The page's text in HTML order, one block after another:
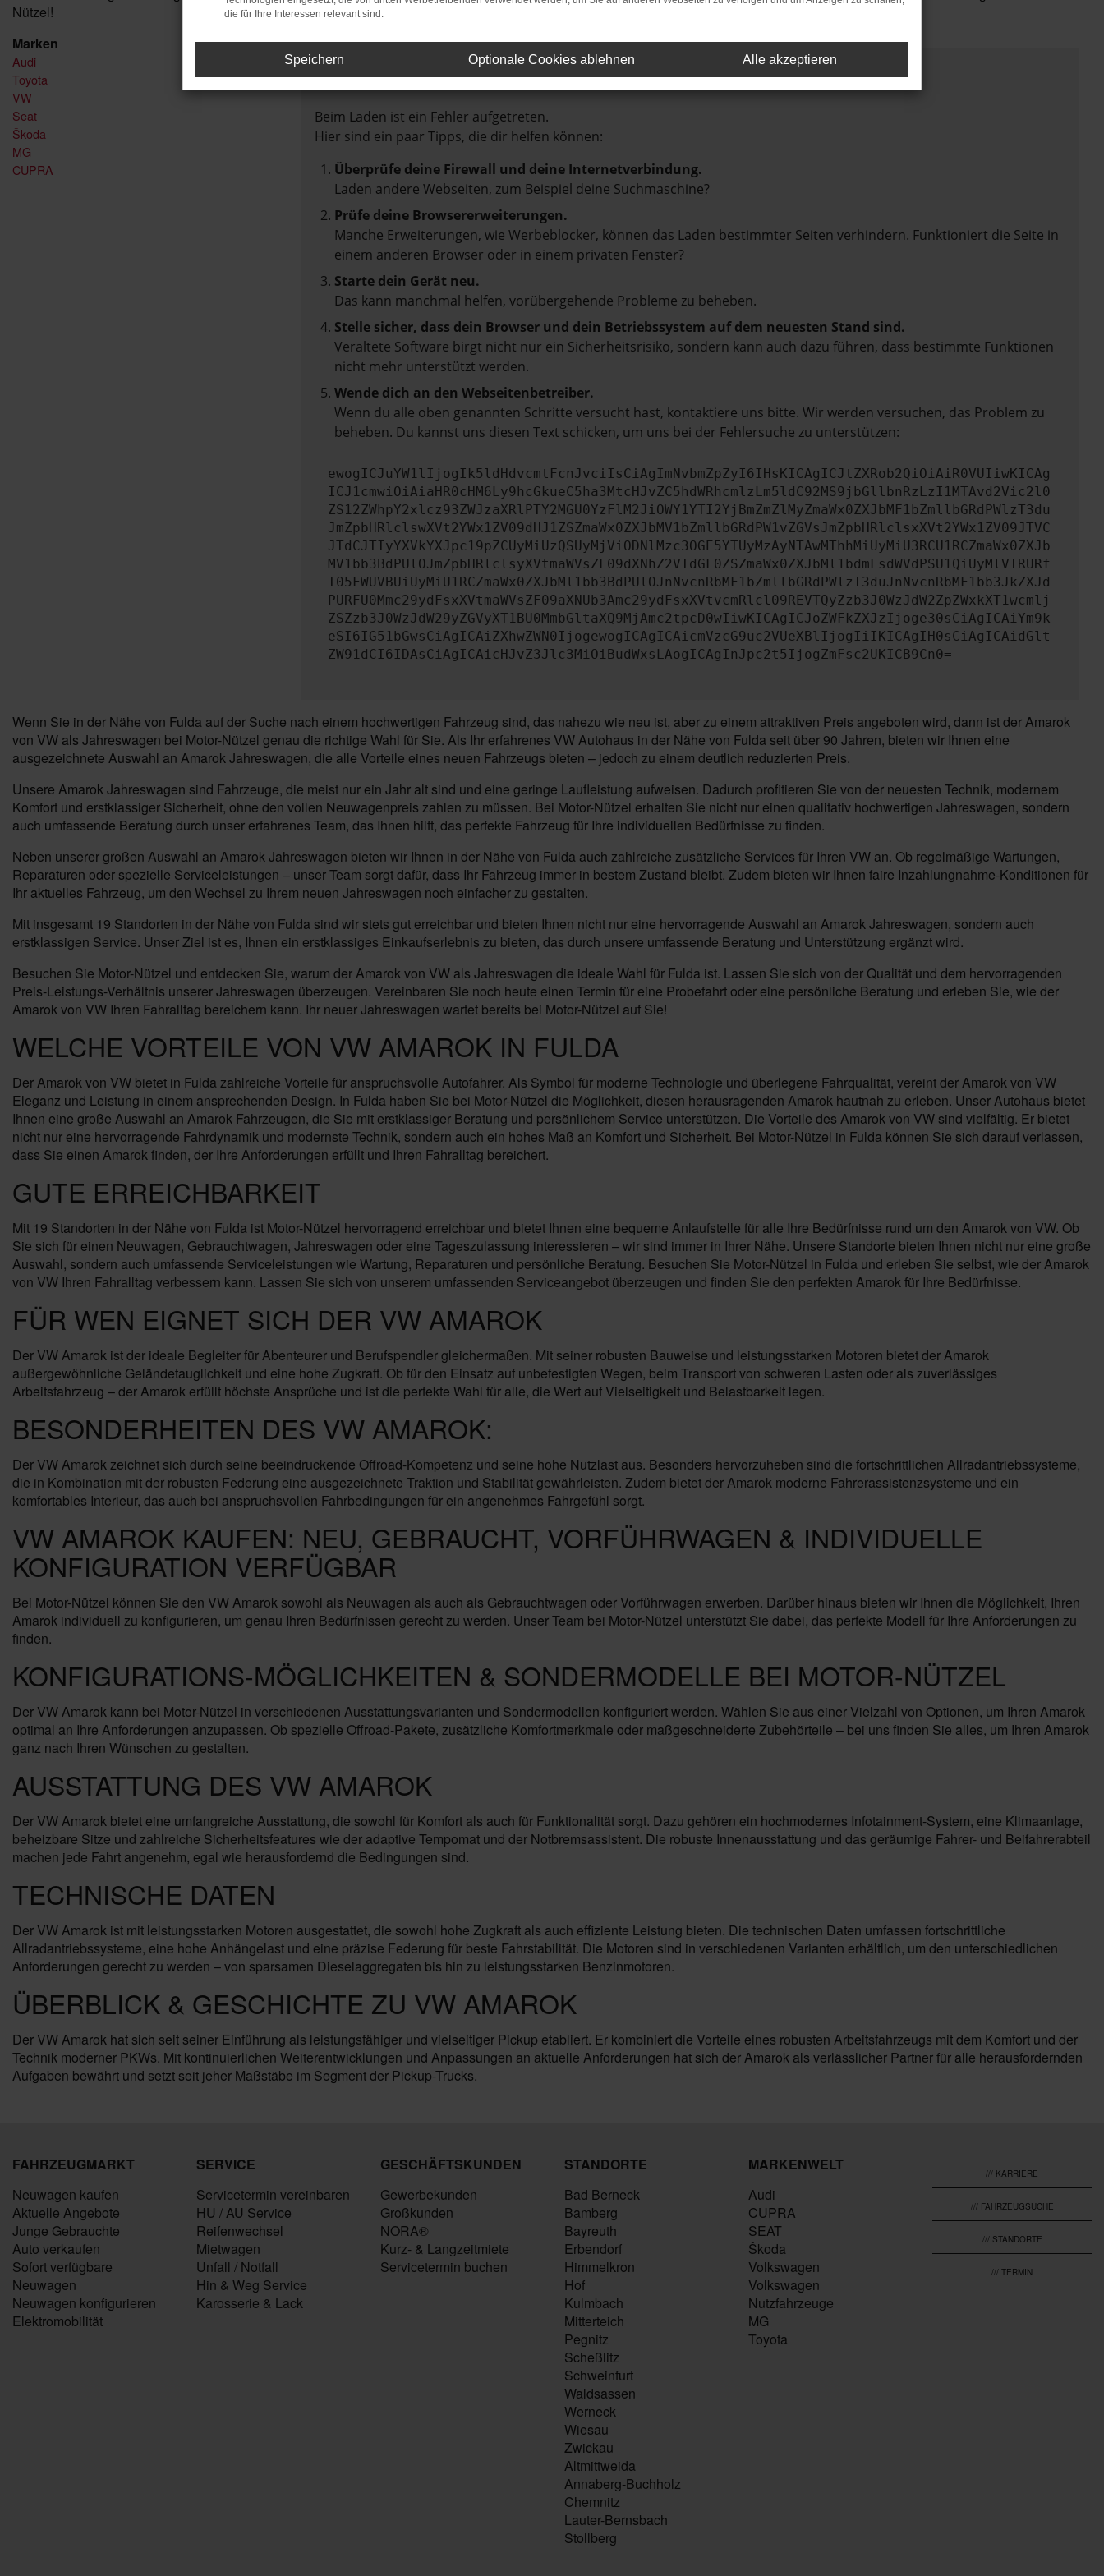
Nützel!
Marken
Audi
Toyota
VW
Seat
Škoda
MG
CUPRA
FEHLER: NETWORK ERROR
Beim Laden ist ein Fehler aufgetreten.
Hier sind ein paar Tipps, die dir helfen können:
Überprüfe deine Firewall und deine Internetverbindung.
Laden andere Webseiten, zum Beispiel deine Suchmaschine?
Prüfe deine Browsererweiterungen.
Manche Erweiterungen, wie Werbeblocker, können das Laden bestimmter Seiten verhindern. Funktioniert die Seite in
einem anderen Browser oder in einem privaten Fenster?
Starte dein Gerät neu.
Das kann manchmal helfen, vorübergehende Probleme zu beheben.
Stelle sicher, dass dein Browser und dein Betriebssystem auf dem neuesten Stand sind.
Veraltete Software birgt nicht nur ein Sicherheitsrisiko, sondern kann auch dazu führen, dass bestimmte Funktionen
nicht mehr unterstützt werden.
Wende dich an den Webseitenbetreiber.
Wenn du alle oben genannten Schritte versucht hast, kontaktiere uns bitte. Wir werden versuchen, das Problem zu
beheben. Du kannst uns diesen Text schicken, um uns bei der Fehlersuche zu unterstützen:
ewogICJuYW1lIjogIk5ldHdvcmtFcnJvciIsCiAgImNvbmZpZyI6IHsKICAgICJtZXRob2QiOiAiR0VUIiwKICAg
ICJ1cmwiOiAiaHR0cHM6Ly9hcGkueC5ha3MtcHJvZC5hdWRhcmlzLm5ldC92MS9jbGllbnRzLzI1MTAvd2Vic2l0
ZS12ZWhpY2xlcz93ZWJzaXRlPTY2MGU0YzFlM2JiOWY1YTI2YjBmZmZlMyZmaWx0ZXJbMF1bZmllbGRdPWlzT3du
JmZpbHRlclswXVt2YWx1ZV09dHJ1ZSZmaWx0ZXJbMV1bZmllbGRdPW1vZGVsJmZpbHRlclsxXVt2YWx1ZV09JTVC
JTdCJTIyYXVkYXJpc19pZCUyMiUzQSUyMjViODNlMzc3OGE5YTUyMzAyNTAwMThhMiUyMiU3RCU1RCZmaWx0ZXJb
MV1bb3BdPUlOJmZpbHRlclsyXVtmaWVsZF09dXNhZ2VTdGF0ZSZmaWx0ZXJbMl1bdmFsdWVdPSU1QiUyMlVTRURf
T05FWUVBUiUyMiU1RCZmaWx0ZXJbMl1bb3BdPUlOJnNvcnRbMF1bZmllbGRdPWlzT3duJnNvcnRbMF1bb3JkZXJd
PURFU0Mmc29ydFsxXVtmaWVsZF09aXNUb3Amc29ydFsxXVtvcmRlcl09REVTQyZzb3J0WzJdW2ZpZWxkXT1wcmlj
ZSZzb3J0WzJdW29yZGVyXT1BU0MmbGltaXQ9MjAmc2tpcD0wIiwKICAgICJoZWFkZXJzIjoge30sCiAgICAiYm9k
eSI6IG51bGwsCiAgICAiZXhwZWN0IjogewogICAgICAicmVzcG9uc2VUeXBlIjogIiIKICAgIH0sCiAgICAidGlt
ZW91dCI6IDAsCiAgICAicHJvZ3Jlc3MiOiBudWxsLAogICAgInJpc2t5IjogZmFsc2UKICB9Cn0=
Wenn Sie in der Nähe von Fulda auf der Suche nach einem hochwertigen Fahrzeug sind, das nahezu wie neu ist, aber zu einem attraktiven Preis angeboten wird, dann ist der Amarok
von VW als Jahreswagen bei Motor-Nützel genau die richtige Wahl für Sie. Als Ihr erfahrenes VW Autohaus in der Nähe von Fulda seit über 90 Jahren, bieten wir Ihnen eine
ausgezeichnete Auswahl an Amarok Jahreswagen, die alle Vorteile eines neuen Fahrzeugs bieten – jedoch zu einem deutlich reduzierten Preis.
Unsere Amarok Jahreswagen sind Fahrzeuge, die meist nur ein Jahr alt sind und eine geringe Laufleistung aufweisen. Dadurch profitieren Sie von der neuesten Technik, modernem
Komfort und erstklassiger Sicherheit, ohne den vollen Neuwagenpreis zahlen zu müssen. Bei Motor-Nützel erhalten Sie nicht nur einen qualitativ hochwertigen Jahreswagen, sondern
auch umfassende Beratung durch unser erfahrenes Team, das Ihnen hilft, das perfekte Fahrzeug für Ihre individuellen Bedürfnisse zu finden.
Neben unserer großen Auswahl an Amarok Jahreswagen bieten wir Ihnen in der Nähe von Fulda auch zahlreiche zusätzliche Services für Ihren VW an. Ob regelmäßige Wartungen,
Reparaturen oder spezielle Serviceleistungen – unser Team sorgt dafür, dass Ihr Fahrzeug immer in bestem Zustand bleibt. Zudem bieten wir Ihnen faire Inzahlungnahme-Konditionen für
Ihr aktuelles Fahrzeug, um den Wechsel zu Ihrem neuen Jahreswagen noch einfacher zu gestalten.
Mit insgesamt 19 Standorten in der Nähe von Fulda sind wir stets gut erreichbar und bieten Ihnen nicht nur eine hervorragende Auswahl an Amarok Jahreswagen, sondern auch
erstklassigen Service. Unser Ziel ist es, Ihnen ein erstklassiges Einkaufserlebnis zu bieten, das durch unsere umfassende Beratung und Unterstützung ergänzt wird.
Besuchen Sie Motor-Nützel und entdecken Sie, warum der Amarok von VW als Jahreswagen die ideale Wahl für Fulda ist. Lassen Sie sich von der Qualität und dem hervorragenden
Preis-Leistungs-Verhältnis unserer Jahreswagen überzeugen. Vereinbaren Sie noch heute einen Termin für eine Probefahrt oder eine persönliche Beratung und erleben Sie, wie der
Amarok von VW Ihren Fahralltag bereichern kann. Ihr neuer Jahreswagen wartet bereits bei Motor-Nützel auf Sie!
WELCHE VORTEILE VON VW AMAROK IN FULDA
Der Amarok von VW bietet in Fulda zahlreiche Vorteile für anspruchsvolle Autofahrer. Als Symbol für moderne Technologie und überlegene Fahrqualität, vereint der Amarok von VW
Eleganz und Leistung in einem ansprechenden Design. In Fulda haben Sie bei Motor-Nützel die Möglichkeit, diesen herausragenden Amarok hautnah zu erleben. Unser Autohaus bietet
Ihnen eine große Auswahl an Amarok Fahrzeugen, die Sie mit erstklassiger Beratung und persönlichem Service unterstützen. Die Vorteile des Amarok von VW sind vielfältig. Er bietet
nicht nur eine hervorragende Fahrdynamik und modernste Technik, sondern auch ein hohes Maß an Komfort und Sicherheit. Bei Motor-Nützel in Fulda können Sie sich darauf verlassen,
dass Sie einen Amarok finden, der Ihre Anforderungen erfüllt und Ihren Fahralltag bereichert.
GUTE ERREICHBARKEIT
Mit 19 Standorten in der Nähe von Fulda ist Motor-Nützel hervorragend erreichbar und bietet Ihnen eine bequeme Anlaufstelle für alle Ihre Bedürfnisse rund um den Amarok von VW. Ob
Sie sich für einen Neuwagen, Gebrauchtwagen, Jahreswagen oder eine Tageszulassung interessieren – wir sind immer in Ihrer Nähe. Unsere Standorte bieten Ihnen nicht nur eine große
Auswahl, sondern auch umfassende Serviceleistungen wie Wartung, Reparaturen und persönliche Beratung. Besuchen Sie Motor-Nützel in Fulda und erleben Sie selbst, wie der Amarok
von VW Ihren Fahralltag verbessern kann. Lassen Sie sich von unserem umfassenden Serviceangebot überzeugen und finden Sie den perfekten Amarok für Ihre Bedürfnisse.
FÜR WEN EIGNET SICH DER VW AMAROK
Der VW Amarok ist der ideale Begleiter für Abenteurer und Berufspendler gleichermaßen. Mit seiner robusten Bauweise und leistungsstarken Motoren bietet der Amarok
außergewöhnliche Geländetauglichkeit und eine hohe Zugkraft. Ob für den Einsatz auf unbefestigten Wegen, beim Transport von schweren Lasten oder als zuverlässiges
Arbeitsfahrzeug – der Amarok erfüllt höchste Ansprüche und ist die perfekte Wahl für alle, die Wert auf Vielseitigkeit und Belastbarkeit legen.
BESONDERHEITEN DES VW AMAROK:
Der VW Amarok zeichnet sich durch seine beeindruckende Offroad-Kompetenz und seine hohe Nutzlast aus. Besonders hervorzuheben sind die fortschrittlichen Allradantriebssysteme,
die in Kombination mit der robusten Federung eine ausgezeichnete Traktion und Stabilität gewährleisten. Zudem bietet der Amarok moderne Fahrerassistenzsysteme und ein
komfortables Interieur, das auch bei anspruchsvollen Fahrbedingungen für ein angenehmes Fahrgefühl sorgt.
VW AMAROK KAUFEN: NEU, GEBRAUCHT, VORFÜHRWAGEN & INDIVIDUELLE
KONFIGURATION VERFÜGBAR
Bei Motor-Nützel können Sie den VW Amarok sowohl als Neuwagen als auch als Gebrauchtwagen oder Vorführwagen erwerben. Darüber hinaus bieten wir Ihnen die Möglichkeit, Ihren
Amarok individuell zu konfigurieren, um genau Ihren Bedürfnissen gerecht zu werden. Unser Team bei Motor-Nützel unterstützt Sie dabei, das perfekte Modell für Ihre Anforderungen zu
finden.
KONFIGURATIONS-MÖGLICHKEITEN & SONDERMODELLE BEI MOTOR-NÜTZEL
Der VW Amarok kann bei Motor-Nützel in verschiedenen Ausstattungsvarianten und Sondermodellen konfiguriert werden. Wählen Sie aus einer Vielzahl von Optionen, um Ihren Amarok
optimal an Ihre Anforderungen anzupassen. Ob spezielle Offroad-Pakete, zusätzliche Komfortmerkmale oder maßgeschneiderte Zubehörteile – bei uns finden Sie alles, um Ihren Amarok
ganz nach Ihren Wünschen zu gestalten.
AUSSTATTUNG DES VW AMAROK
Der VW Amarok bietet eine umfangreiche Ausstattung, die sowohl für Komfort als auch für Funktionalität sorgt. Dazu gehören ein hochmodernes Infotainment-System, eine Klimaanlage,
beheizbare Sitze und zahlreiche Sicherheitsfeatures wie der adaptive Tempomat und der Notbremsassistent. Die robuste Innenausstattung und das geräumige Fahrer- und Beifahrerabteil
machen jede Fahrt angenehm, egal wie herausfordernd die Bedingungen sind.
TECHNISCHE DATEN
Der VW Amarok ist mit leistungsstarken Motoren ausgestattet, die sowohl hohe Zugkraft als auch effiziente Leistung bieten. Die technischen Daten umfassen fortschrittliche
Allradantriebssysteme, eine hohe Anhängelast und eine präzise Federung für beste Fahrstabilität. Die Motoren sind in verschiedenen Varianten erhältlich, um den unterschiedlichen
Anforderungen gerecht zu werden – von sparsamen Dieselaggregaten bis hin zu leistungsstarken Benzinmotoren.
ÜBERBLICK & GESCHICHTE ZU VW AMAROK
Der VW Amarok hat sich seit seiner Einführung als leistungsfähiger und vielseitiger Pickup etabliert. Er kombiniert die Vorteile eines robusten Arbeitsfahrzeugs mit dem Komfort und der
Technik moderner PKWs. Mit kontinuierlichen Weiterentwicklungen und Anpassungen an aktuelle Anforderungen hat sich der Amarok als verlässlicher Partner für alle herausfordernden
Aufgaben bewährt und setzt seit jeher Maßstäbe im Segment der Pickup-Trucks.
FAHRZEUGMARKT
Neuwagen kaufen
Aktuelle Angebote
Junge Gebrauchte
Auto verkaufen
Sofort verfügbare
Neuwagen
Neuwagen konfigurieren
Elektromobilität
SERVICE
Servicetermin vereinbaren
HU / AU Service
Reifenwechsel
Mietwagen
Unfall / Notfall
Hin & Weg Service
Karosserie & Lack
GESCHÄFTSKUNDEN
Gewerbekunden
Großkunden
NORA®
Kurz- & Langzeitmiete
Servicetermin buchen
STANDORTE
Bad Berneck
Bamberg
Bayreuth
Erbendorf
Himmelkron
Hof
Kulmbach
Mitterteich
Pegnitz
Scheßlitz
Schweinfurt
Waldsassen
Werneck
Wiesau
Zwickau
Altmittweida
Annaberg-Buchholz
Chemnitz
Lauter-Bernsbach
Stollberg
MARKENWELT
Audi
CUPRA
SEAT
Škoda
Volkswagen
Volkswagen
Nutzfahrzeuge
MG
Toyota
/// KARRIERE
/// FAHRZEUGSUCHE
/// STANDORTE
/// TERMIN
die für Ihre Interessen relevant sind.
Speichern Optionale Cookies ablehnen Alle akzeptieren